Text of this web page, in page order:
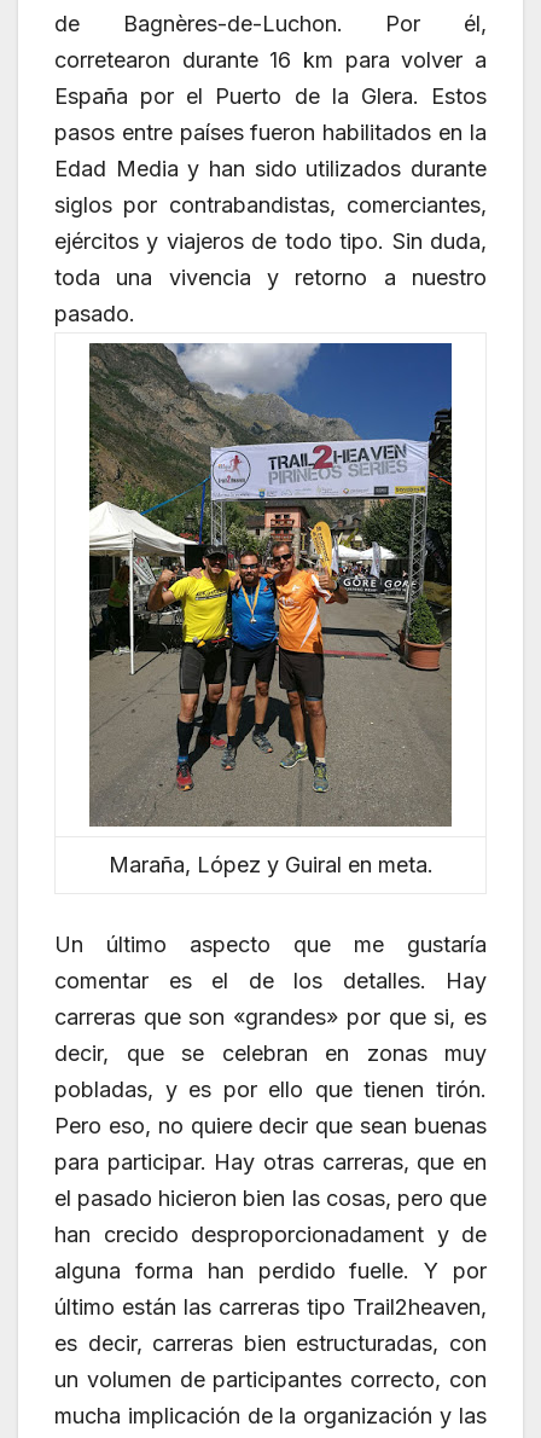
de Bagnères-de-Luchon. Por él,
corretearon durante 16 km para volver a
España por el Puerto de la Glera. Estos
pasos entre países fueron habilitados en la
Edad Media y han sido utilizados durante
siglos por contrabandistas, comerciantes,
ejércitos y viajeros de todo tipo. Sin duda,
toda una vivencia y retorno a nuestro
pasado.
Maraña, López y Guiral en meta.
Un último aspecto que me gustaría
comentar es el de los detalles. Hay
carreras que son «grandes» por que si, es
decir, que se celebran en zonas muy
pobladas, y es por ello que tienen tirón.
Pero eso, no quiere decir que sean buenas
para participar. Hay otras carreras, que en
el pasado hicieron bien las cosas, pero que
han crecido desproporcionadament y de
alguna forma han perdido fuelle. Y por
último están las carreras tipo Trail2heaven,
es decir, carreras bien estructuradas, con
un volumen de participantes correcto, con
mucha implicación de la organización y las